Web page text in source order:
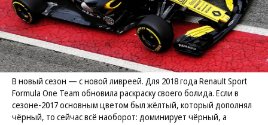
В новый сезон — с новой ливреей. Для 2018 года Renault Sport
Formula One Team обновила раскраску своего болида. Если в
сезоне-2017 основным цветом был жёлтый, который дополнял
чёрный, то сейчас всё наоборот: доминирует чёрный, а